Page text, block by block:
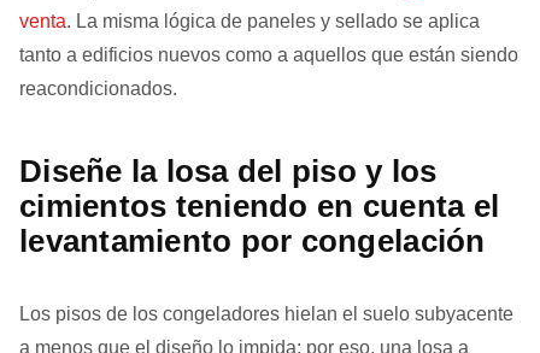
venta. La misma lógica de paneles y sellado se aplica
tanto a edificios nuevos como a aquellos que están siendo
reacondicionados.
Diseñe la losa del piso y los
cimientos teniendo en cuenta el
levantamiento por congelación
Los pisos de los congeladores hielan el suelo subyacente
a menos que el diseño lo impida; por eso, una losa a